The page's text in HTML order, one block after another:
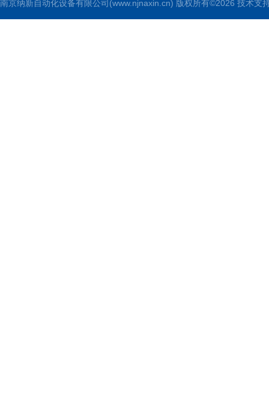
南京纳新自动化设备有限公司(www.njnaxin.cn) 版权所有©2026 技术支